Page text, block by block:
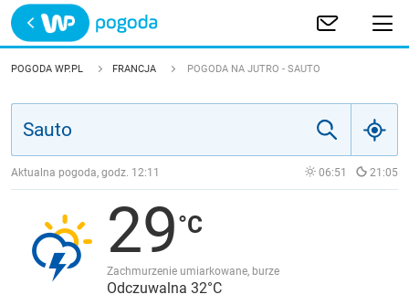
Trwa ładowanie
POLSKA
JAKOŚĆ POWIETRZA
POGODA WP.PL FRANCJA POGODA NA JUTRO - SAUTO
Aktualna pogoda, godz. 12:11 06:51 21:05
29
Zachmurzenie umiarkowane, burze
Odczuwalna 32°C